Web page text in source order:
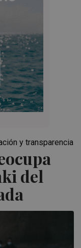
del
y transparencia